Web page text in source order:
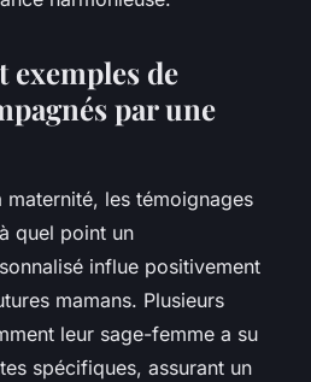
exemples de
par une
maternité, les témoignages
quel point un
influe positivement
mamans. Plusieurs
leur sage-femme a su
spécifiques, assurant un